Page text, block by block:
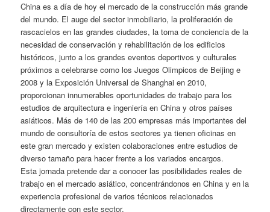
China es a día de hoy el mercado de la construcción más grande
del mundo. El auge del sector inmobiliario, la proliferación de
rascacielos en las grandes ciudades, la toma de conciencia de la
necesidad de conservación y rehabilitación de los edificios
históricos, junto a los grandes eventos deportivos y culturales
próximos a celebrarse como los Juegos Olimpicos de Beijing e
2008 y la Exposición Universal de Shanghai en 2010,
proporcionan innumerables oportunidades de trabajo para los
estudios de arquitectura e ingeniería en China y otros países
asiáticos. Más de 140 de las 200 empresas más importantes del
mundo de consultoría de estos sectores ya tienen oficinas en
este gran mercado y existen colaboraciones entre estudios de
diverso tamaño para hacer frente a los variados encargos.
Esta jornada pretende dar a conocer las posibilidades reales de
trabajo en el mercado asiático, concentrándonos en China y en la
experiencia profesional de varios técnicos relacionados
directamente con este sector.